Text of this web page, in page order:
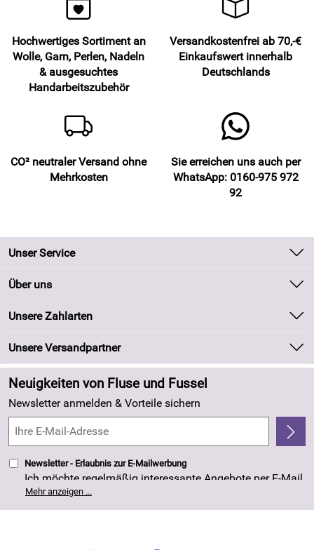
Hochwertiges Sortiment an
Wolle, Garn, Perlen, Nadeln
& ausgesuchtes
Handarbeitszubehör
Versandkostenfrei ab 70,-€
Einkaufswert innerhalb
Deutschlands
CO² neutraler Versand ohne
Mehrkosten
Sie erreichen uns auch per
WhatsApp: 0160-975 972
92
Unser Service
Kontakt
Kundeninformationen
Newsletter
Zahlung und Versand
Kundenlogin
Über uns
Unsere Bestseller
Neu
Angebote
Made in Germany
4,8/5
Unsere Zahlarten
Unsere Versandpartner
Neuigkeiten von Fluse und Fussel
Newsletter anmelden & Vorteile sichern
Newsletter - Erlaubnis zur E-Mailwerbung
Ich möchte regelmäßig interessante Angebote per E-Mail
erhalten. Meine E-Mail-Adresse wird nicht an andere
Unternehmen weitergegeben. Die Einwilligung zur
Nutzung meiner E-Mail- Adresse für Werbezwecke kann
Mehr anzeigen ...